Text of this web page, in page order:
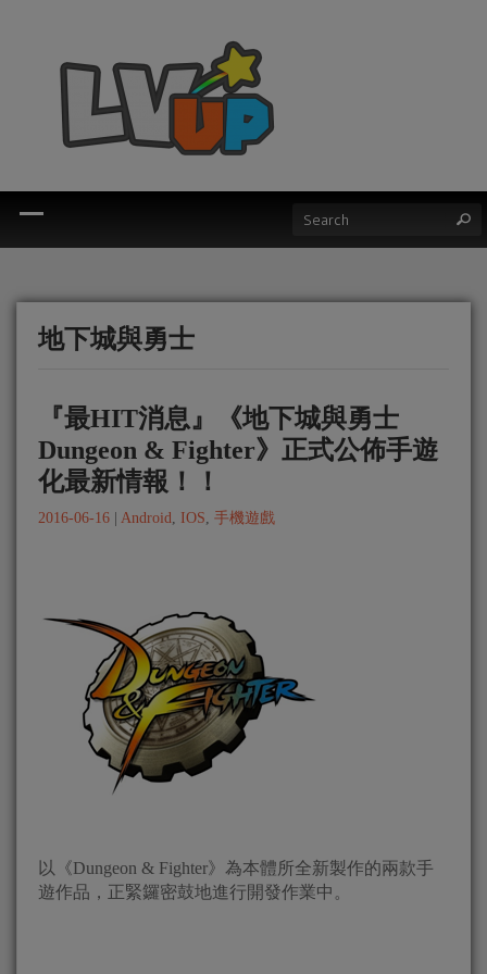
地下城與勇士
『最HIT消息』《地下城與勇士
Dungeon & Fighter》正式公佈手遊
化最新情報！！
2016-06-16 Android, IOS, 手機遊戲
以《Dungeon & Fighter》為本體所全新製作的兩款手
遊作品，正緊鑼密鼓地進行開發作業中。